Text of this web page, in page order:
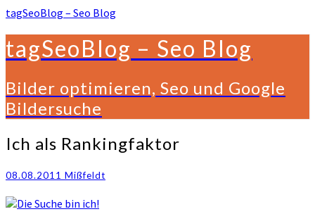
tagSeoBlog – Seo Blog
tagSeoBlog – Seo Blog
Bilder optimieren, Seo und Google
Bildersuche
Ich
als
Ich als Rankingfaktor
08.08.2011 Mißfeldt